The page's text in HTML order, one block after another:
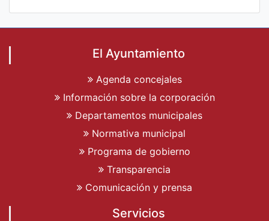
El Ayuntamiento
Agenda concejales
Información sobre la corporación
Departamentos municipales
Normativa municipal
Programa de gobierno
Transparencia
Comunicación y prensa
Servicios